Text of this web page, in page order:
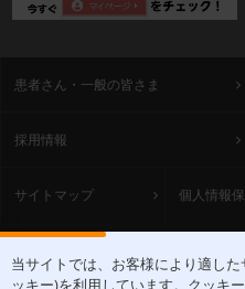
当サイトでは、お客様により適し
ッキー)を利用しています。クッキ
患者さん・一般の皆さま
採用情報
サイトマップ 個人情報
ACCESS